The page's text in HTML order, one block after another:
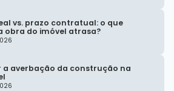
vs. prazo contratual: o que
obra do imóvel atrasa?
a averbação da construção na